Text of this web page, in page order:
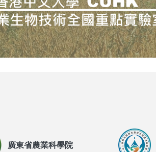
廣東省農業科學院